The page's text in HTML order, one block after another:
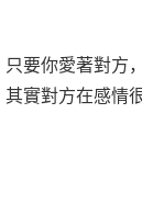
要你愛著對方，
實對方在感情